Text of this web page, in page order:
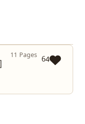
11 Pages 64